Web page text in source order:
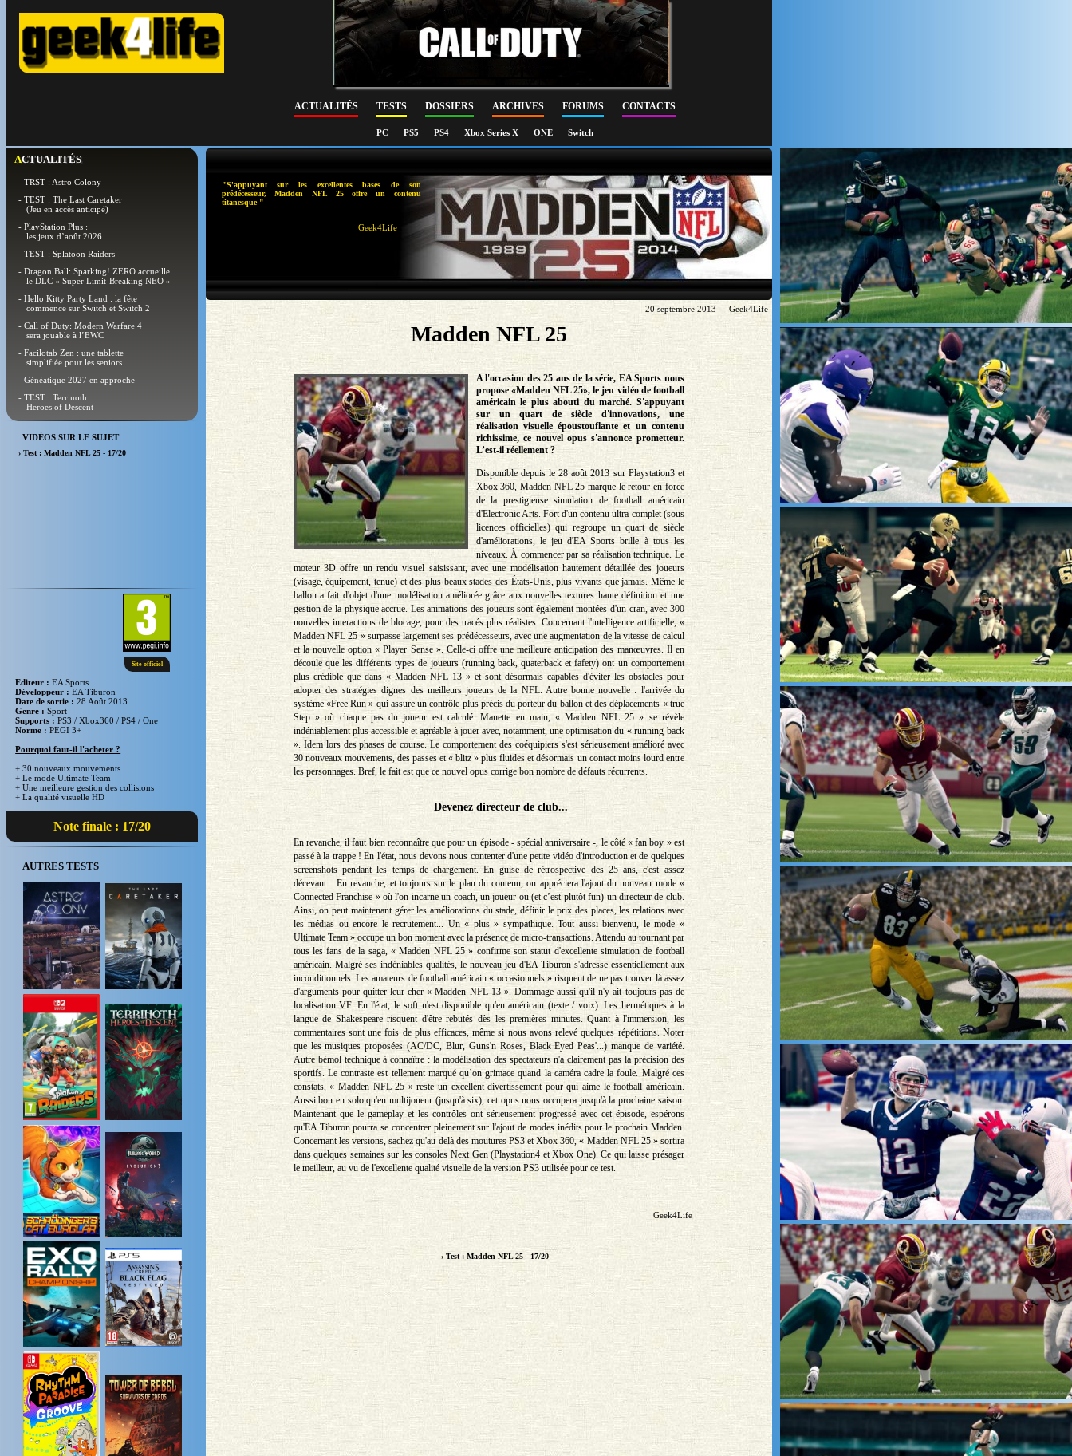
ACTUALITÉS TESTS DOSSIERS ARCHIVES FORUMS CONTACTS
PC PS5 PS4 Xbox Series X ONE Switch
ACTUALITÉS
- TRST : Astro Colony
- TEST : The Last Caretaker
(Jeu en accès anticipé)
- PlayStation Plus :
les jeux d’août 2026
- TEST : Splatoon Raiders
- Dragon Ball: Sparking! ZERO accueille
le DLC « Super Limit-Breaking NEO »
- Hello Kitty Party Land : la fête
commence sur Switch et Switch 2
- Call of Duty: Modern Warfare 4
sera jouable à l’EWC
- Facilotab Zen : une tablette
simplifiée pour les seniors
- Généatique 2027 en approche
- TEST : Terrinoth :
Heroes of Descent
VIDÉOS SUR LE SUJET
› Test : Madden NFL 25 - 17/20
Site officiel
Editeur :EA Sports
Développeur :EA Tiburon
Date de sortie :28 Août 2013
Genre :Sport
Supports :PS3 / Xbox360 / PS4 / One
Norme :PEGI 3+
Pourquoi faut-il l'acheter ?
+ 30 nouveaux mouvements
+ Le mode Ultimate Team
+ Une meilleure gestion des collisions
+ La qualité visuelle HD
Note finale : 17/20
AUTRES TESTS
"S'appuyant sur les excellentes bases de son
prédécesseur, Madden NFL 25 offre un contenu
titanesque "
Geek4Life
20 septembre 2013 - Geek4Life
Madden NFL 25
A l'occasion des 25 ans de la série, EA Sports nous
propose «Madden NFL 25», le jeu vidéo de football
américain le plus abouti du marché. S'appuyant
sur un quart de siècle d'innovations, une
réalisation visuelle époustouflante et un contenu
richissime, ce nouvel opus s'annonce prometteur.
L’est-il réellement ?
Disponible depuis le 28 août 2013 sur Playstation3 et
Xbox 360, Madden NFL 25 marque le retour en force
de la prestigieuse simulation de football américain
d'Electronic Arts. Fort d'un contenu ultra-complet (sous
licences officielles) qui regroupe un quart de siècle
d'améliorations, le jeu d'EA Sports brille à tous les
niveaux. À commencer par sa réalisation technique. Le
moteur 3D offre un rendu visuel saisissant, avec une modélisation hautement détaillée des joueurs
(visage, équipement, tenue) et des plus beaux stades des États-Unis, plus vivants que jamais. Même le
ballon a fait d'objet d'une modélisation améliorée grâce aux nouvelles textures haute définition et une
gestion de la physique accrue. Les animations des joueurs sont également montées d'un cran, avec 300
nouvelles interactions de blocage, pour des tracés plus réalistes. Concernant l'intelligence artificielle, «
Madden NFL 25 » surpasse largement ses prédécesseurs, avec une augmentation de la vitesse de calcul
et la nouvelle option « Player Sense ». Celle-ci offre une meilleure anticipation des manœuvres. Il en
découle que les différents types de joueurs (running back, quaterback et fafety) ont un comportement
plus crédible que dans « Madden NFL 13 » et sont désormais capables d'éviter les obstacles pour
adopter des stratégies dignes des meilleurs joueurs de la NFL. Autre bonne nouvelle : l'arrivée du
système «Free Run » qui assure un contrôle plus précis du porteur du ballon et des déplacements « true
Step » où chaque pas du joueur est calculé. Manette en main, « Madden NFL 25 » se révèle
indéniablement plus accessible et agréable à jouer avec, notamment, une optimisation du « running-back
». Idem lors des phases de course. Le comportement des coéquipiers s'est sérieusement amélioré avec
30 nouveaux mouvements, des passes et « blitz » plus fluides et désormais un contact moins lourd entre
les personnages. Bref, le fait est que ce nouvel opus corrige bon nombre de défauts récurrents.
Devenez directeur de club...
En revanche, il faut bien reconnaître que pour un épisode - spécial anniversaire -, le côté « fan boy » est
passé à la trappe ! En l'état, nous devons nous contenter d'une petite vidéo d'introduction et de quelques
screenshots pendant les temps de chargement. En guise de rétrospective des 25 ans, c'est assez
décevant... En revanche, et toujours sur le plan du contenu, on appréciera l'ajout du nouveau mode «
Connected Franchise » où l'on incarne un coach, un joueur ou (et c’est plutôt fun) un directeur de club.
Ainsi, on peut maintenant gérer les améliorations du stade, définir le prix des places, les relations avec
les médias ou encore le recrutement... Un « plus » sympathique. Tout aussi bienvenu, le mode «
Ultimate Team » occupe un bon moment avec la présence de micro-transactions. Attendu au tournant par
tous les fans de la saga, « Madden NFL 25 » confirme son statut d'excellente simulation de football
américain. Malgré ses indéniables qualités, le nouveau jeu d'EA Tiburon s'adresse essentiellement aux
inconditionnels. Les amateurs de football américain « occasionnels » risquent de ne pas trouver là assez
d'arguments pour quitter leur cher « Madden NFL 13 ». Dommage aussi qu'il n'y ait toujours pas de
localisation VF. En l'état, le soft n'est disponible qu'en américain (texte / voix). Les hermétiques à la
langue de Shakespeare risquent d'être rebutés dès les premières minutes. Quant à l'immersion, les
commentaires sont une fois de plus efficaces, même si nous avons relevé quelques répétitions. Noter
que les musiques proposées (AC/DC, Blur, Guns'n Roses, Black Eyed Peas'...) manque de variété.
Autre bémol technique à connaître : la modélisation des spectateurs n'a clairement pas la précision des
sportifs. Le contraste est tellement marqué qu’on grimace quand la caméra cadre la foule. Malgré ces
constats, « Madden NFL 25 » reste un excellent divertissement pour qui aime le football américain.
Aussi bon en solo qu'en multijoueur (jusqu'à six), cet opus nous occupera jusqu'à la prochaine saison.
Maintenant que le gameplay et les contrôles ont sérieusement progressé avec cet épisode, espérons
qu'EA Tiburon pourra se concentrer pleinement sur l'ajout de modes inédits pour le prochain Madden.
Concernant les versions, sachez qu'au-delà des moutures PS3 et Xbox 360, « Madden NFL 25 » sortira
dans quelques semaines sur les consoles Next Gen (Playstation4 et Xbox One). Ce qui laisse présager
le meilleur, au vu de l'excellente qualité visuelle de la version PS3 utilisée pour ce test.
Geek4Life
› Test : Madden NFL 25 - 17/20